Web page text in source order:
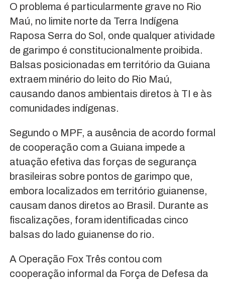
O problema é particularmente grave no Rio
Maú, no limite norte da Terra Indígena
Raposa Serra do Sol, onde qualquer atividade
de garimpo é constitucionalmente proibida.
Balsas posicionadas em território da Guiana
extraem minério do leito do Rio Maú,
causando danos ambientais diretos à TI e às
comunidades indígenas.
Segundo o MPF, a ausência de acordo formal
de cooperação com a Guiana impede a
atuação efetiva das forças de segurança
brasileiras sobre pontos de garimpo que,
embora localizados em território guianense,
causam danos diretos ao Brasil. Durante as
fiscalizações, foram identificadas cinco
balsas do lado guianense do rio.
A Operação Fox Três contou com
cooperação informal da Força de Defesa da